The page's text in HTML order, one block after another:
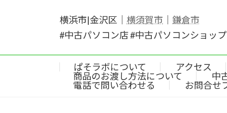
横浜市|金沢区｜ 横須賀市
鎌倉市
#中古パソコン店 #中古パソコンショッ
ぱそラボについて アクセス
商品のお渡し方法について
中
電話で問い合わせる
お問合せ